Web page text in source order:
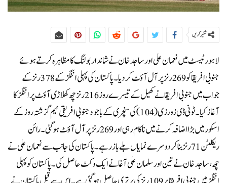
شئیر کریں
لاہور ٹیسٹ میں نعمان علی اور ساجد خان نے شاندار بولنگ کا مظاہرہ کرتے ہوئے
جنوبی افریقا کو 269 رنز پر آل آؤٹ کردیا۔پاکستان کی پہلی اننگز کے 378 رنز کے
جواب میں جنوبی افریقا نے کھیل کے تیسرے روز 216 رنز چھ کھلاڑی آؤٹ پر اننگز کا
آغاز کیا۔ٹونی ڈی زورزی (104) کی سنچری کے باجود جنوبی افریقی ٹیم گزشتہ روز کے
اسکور میں بڑا اضافہ کرنے میں ناکام رہی اور 269 رنز پر آل آؤٹ ہوگئی۔رائن
ریکلٹن 71 رنز بناکر دوسرے نمایاں بلے باز رہے۔پاکستان کی جانب سے نعمان علی نے
چھ، ساجد خان نے تین اور سلمان علی آغا نے ایک وکٹ حاصل کی۔پاکستان کو پہلی